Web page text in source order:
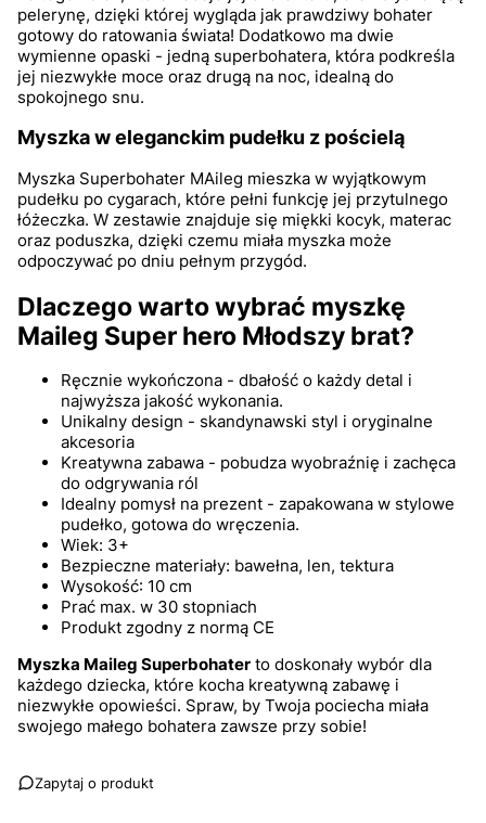
pelerynę, dzięki której wygląda jak prawdziwy bohater
gotowy do ratowania świata! Dodatkowo ma dwie
wymienne opaski - jedną superbohatera, która podkreśla
jej niezwykłe moce oraz drugą na noc, idealną do
spokojnego snu.
Myszka w eleganckim pudełku z pościelą
Myszka Superbohater MAileg mieszka w wyjątkowym
pudełku po cygarach, które pełni funkcję jej przytulnego
łóżeczka. W zestawie znajduje się miękki kocyk, materac
oraz poduszka, dzięki czemu miała myszka może
odpoczywać po dniu pełnym przygód.
Dlaczego warto wybrać myszkę
Maileg Super hero Młodszy brat?
Ręcznie wykończona - dbałość o każdy detal i
najwyższa jakość wykonania.
Unikalny design - skandynawski styl i oryginalne
akcesoria
Kreatywna zabawa - pobudza wyobraźnię i zachęca
do odgrywania ról
Idealny pomysł na prezent - zapakowana w stylowe
pudełko, gotowa do wręczenia.
Wiek: 3+
Bezpieczne materiały: bawełna, len, tektura
Wysokość: 10 cm
Prać max. w 30 stopniach
Produkt zgodny z normą CE
Myszka Maileg Superbohater to doskonały wybór dla
każdego dziecka, które kocha kreatywną zabawę i
niezwykłe opowieści. Spraw, by Twoja pociecha miała
swojego małego bohatera zawsze przy sobie!
Zapytaj o produkt